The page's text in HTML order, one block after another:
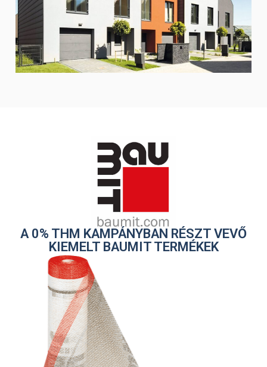
A 0% THM KAMPÁNYBAN RÉSZT VEVŐ
KIEMELT BAUMIT TERMÉKEK